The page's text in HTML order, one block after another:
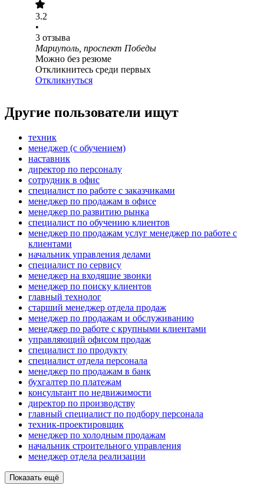
3.2
•
3 отзыва
Мариуполь, проспект Победы
Можно без резюме
Откликнитесь среди первых
Откликнуться
Другие пользователи ищут
техник
менеджер (с обучением)
наставник
директор по персоналу
сотрудник в офис
специалист по работе с заказчиками
менеджер по продажам в офисе
менеджер по развитию рынка
специалист по обучению клиентов
менеджер по продажам услуг менеджер по работе с
клиентами
начальник управления делами
специалист по сервису
менеджер на входящие звонки
менеджер по поиску клиентов
главный технолог
старший менеджер отдела продаж
менеджер по продажам и обслуживанию
менеджер по работе с крупными клиентами
управляющий офисом продаж
специалист по продукту
специалист отдела персонала
менеджер по продажам в банк
бухгалтер по платежам
консультант по недвижимости
директор по производству
главный специалист по подбору персонала
техник-проектировщик
менеджер по холодным продажам
начальник строительного управления
менеджер отдела реализации
Показать ещё